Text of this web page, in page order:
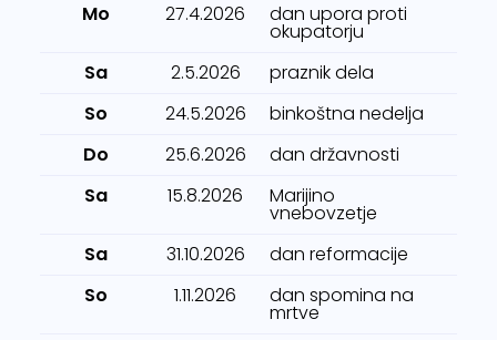
Mo
27.4.2026 dan upora proti
okupatorju
Sa
2.5.2026
praznik dela
So
24.5.2026
binkoštna nedelja
Do
25.6.2026
dan državnosti
Sa
15.8.2026 Marijino
vnebovzetje
Sa
31.10.2026
dan reformacije
So
1.11.2026 dan spomina na
mrtve